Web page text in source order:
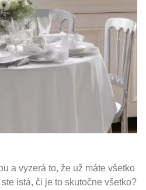
a vyzerá to, že už máte všetko
istá, či je to skutočne všetko?